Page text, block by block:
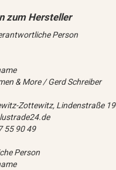
Person
& More / Gerd Schreiber
Zottewitz, Lindenstraße 19
55 90 49
Person